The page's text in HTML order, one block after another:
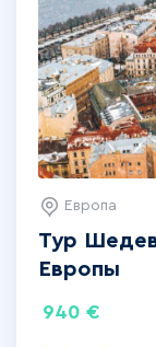
Европа
Тур
Европы
940 €